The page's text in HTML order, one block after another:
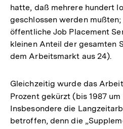
hatte, daß mehrere hundert
geschlossen werden
öffentliche Job Placement
kleinen Anteil der gesamten
dem Arbeitsmarkt aus 24).
Gleichzeitig wurde das
Prozent gekürzt (bis 1987 um
Insbesondere die
betroffen, denn die